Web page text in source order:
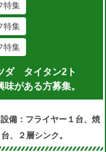
特集
特集
特集
ダ タイタン2ト
がある方募集。
備：フライヤー１台、焼
、２層シンク。